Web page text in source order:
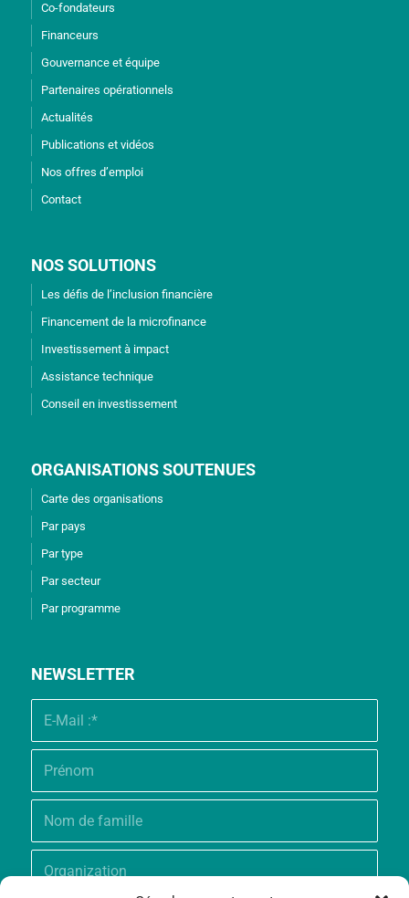
Co-fondateurs
Financeurs
Gouvernance et équipe
Partenaires opérationnels
Actualités
Publications et vidéos
Nos offres d’emploi
Contact
NOS SOLUTIONS
Les défis de l’inclusion financière
Financement de la microfinance
Investissement à impact
Assistance technique
Conseil en investissement
ORGANISATIONS SOUTENUES
Carte des organisations
Par pays
Par type
Par secteur
Par programme
NEWSLETTER